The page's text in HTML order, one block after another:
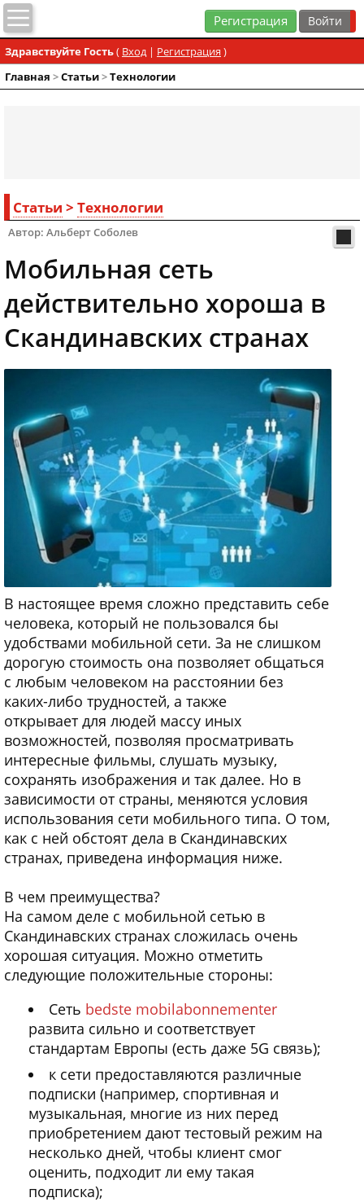
Регистрация
Здравствуйте Гость( Вход| Регистрация )
Главная >Статьи>Технологии
Статьи > Технологии
Автор: Альберт Соболев
Мобильная сеть
действительно хороша в
Скандинавских странах
В настоящее время сложно представить себе
человека, который не пользовался бы
удобствами мобильной сети. За не слишком
дорогую стоимость она позволяет общаться
с любым человеком на расстоянии без
каких-либо трудностей, а также
открывает для людей массу иных
возможностей, позволяя просматривать
интересные фильмы, слушать музыку,
сохранять изображения и так далее. Но в
зависимости от страны, меняются условия
использования сети мобильного типа. О том,
как с ней обстоят дела в Скандинавских
странах, приведена информация ниже.
В чем преимущества?
На самом деле с мобильной сетью в
Скандинавских странах сложилась очень
хорошая ситуация. Можно отметить
следующие положительные стороны:
Сеть bedste mobilabonnementer
развита сильно и соответствует
стандартам Европы (есть даже 5G связь);
к сети предоставляются различные
подписки (например, спортивная и
музыкальная, многие из них перед
приобретением дают тестовый режим на
несколько дней, чтобы клиент смог
оценить, подходит ли ему такая
подписка);